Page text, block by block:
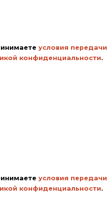
условия передачи
конфиденциальности.
условия передачи
конфиденциальности.